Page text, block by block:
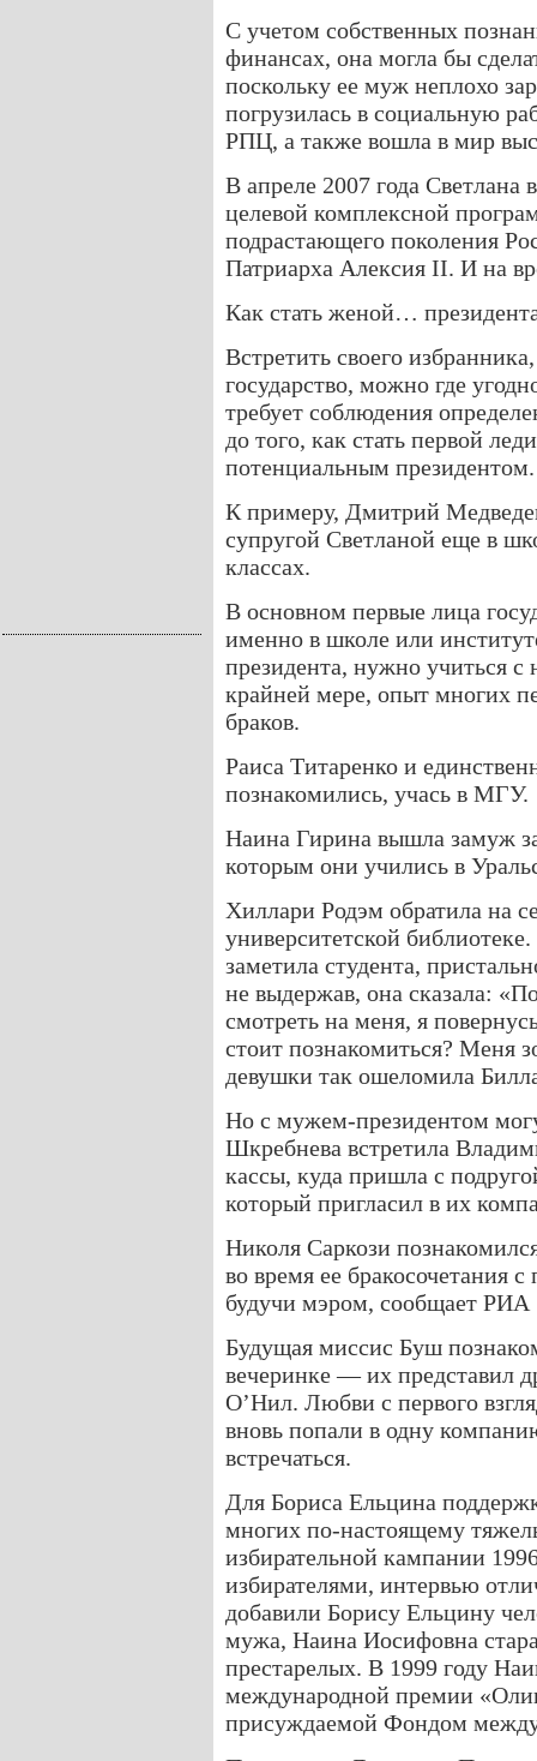
С учетом собственных
финансах, она могла бы
поскольку ее муж неплохо
погрузилась в социальную
РПЦ, а также вошла в мир
В апреле 2007 года Светлана
целевой комплексной
подрастающего поколения
Патриарха Алексия II. И на
Как стать женой…
Встретить своего
государство, можно где
требует соблюдения
до того, как стать первой
потенциальным президентом.
К примеру, Дмитрий
супругой Светланой еще в
классах.
В основном первые лица
именно в школе или
президента, нужно учиться
крайней мере, опыт многих
браков.
Раиса Титаренко и
познакомились, учась в МГУ.
Наина Гирина вышла замуж
которым они учились в
Хиллари Родэм обратила на
университетской
заметила студента,
не выдержав, она сказала:
смотреть на меня, я
стоит познакомиться? Меня
девушки так ошеломила
Но с мужем-президентом
Шкребнева встретила
кассы, куда пришла с
который пригласил в их
Николя Саркози
во время ее бракосочетания
будучи мэром, сообщает РИА
Будущая миссис Буш
вечеринке — их представил
О’Нил. Любви с первого
вновь попали в одну
встречаться.
Для Бориса Ельцина
многих по-настоящему
избирательной кампании
избирателями, интервью
добавили Борису Ельцину
мужа, Наина Иосифовна
престарелых. В 1999 году
международной премии
присуждаемой Фондом